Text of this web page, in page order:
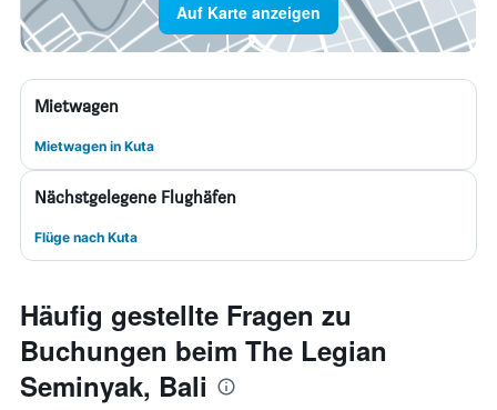
Auf Karte anzeigen
Mietwagen
Mietwagen in Kuta
Nächstgelegene Flughäfen
Flüge nach Kuta
Häufig gestellte Fragen zu
Buchungen beim The Legian
Seminyak, Bali